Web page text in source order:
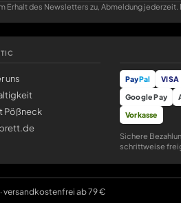
Erhalt des Newsletters zu, Abmeldung jederzeit.
uns
Pößneck
PayPal VISA
Google Pay
Vorkasse
Sichere
schrittweise
· versandkostenfrei ab 79 €